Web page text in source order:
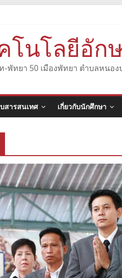
โนโลยีอัก
ทยา 50 เมืองพัทยา ตำบลหนอง
สารสนเทศ เกี่ยวกับนักศึกษา